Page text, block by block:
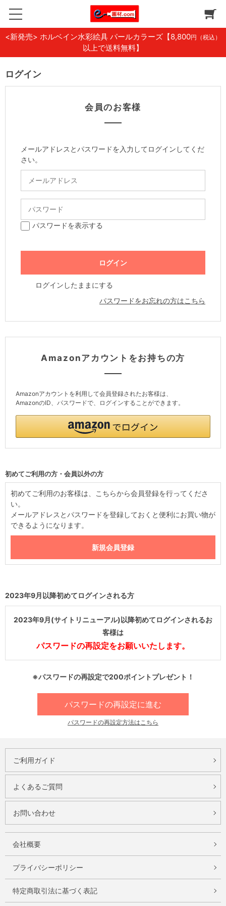
<新発売> ホルベイン水彩絵具 パールカラーズ 【8,800円（税込）
以上で送料無料】
ログイン
会員のお客様
メールアドレスとパスワードを入力してログインしてくだ
さい。
パスワードを表示する
ログインしたままにする
パスワードをお忘れの方はこちら
Amazonアカウントをお持ちの方
Amazonアカウントを利用して会員登録されたお客様は、
AmazonのID、パスワードで、ログインすることができます。
初めてご利用の方・会員以外の方
初めてご利用のお客様は、こちらから会員登録を行ってくださ
い。
メールアドレスとパスワードを登録しておくと便利にお買い物が
できるようになります。
2023年9月以降初めてログインされる方
2023年9月(サイトリニューアル)以降初めてログインされるお
客様は
パスワードの再設定をお願いいたします。
※パスワードの再設定で200ポイントプレゼント！
パスワードの再設定に進む
パスワードの再設定方法はこちら
ご利用ガイド
よくあるご質問
お問い合わせ
会社概要
プライバシーポリシー
特定商取引法に基づく表記